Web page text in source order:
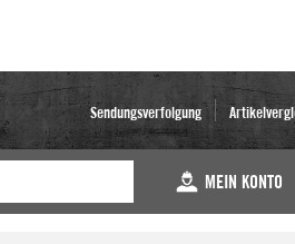
Sendungsverfolgung
MEIN KONTO